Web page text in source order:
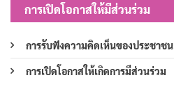
การเปิดโอกาสให้มีส่วนร่วม
การรับฟังความคิดเห็นของประชาชน
การเปิดโอกาสให้เกิดการมีส่วนร่วม